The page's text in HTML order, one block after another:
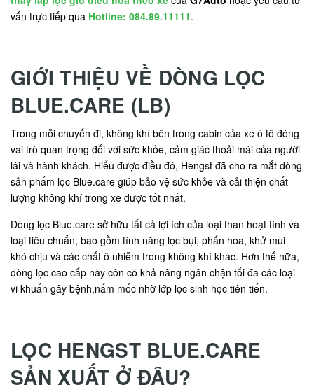
vấn trực tiếp qua Hotline: 084.89.11111.
GIỚI THIỆU VỀ DÒNG LỌC
BLUE.CARE (LB)
Trong mỗi chuyến đi, không khí bên trong cabin của xe ô tô đóng
vai trò quan trọng đối với sức khỏe, cảm giác thoải mái của người
lái và hành khách. Hiểu được điều đó, Hengst đã cho ra mắt dòng
sản phẩm lọc Blue.care giúp bảo vệ sức khỏe và cải thiện chất
lượng không khí trong xe được tốt nhất.
Dòng lọc Blue.care sở hữu tất cả lợi ích của loại than hoạt tính và
loại tiêu chuẩn, bao gồm tính năng lọc bụi, phấn hoa, khử mùi
khó chịu và các chất ô nhiễm trong không khí khác. Hơn thế nữa,
dòng lọc cao cấp này còn có khả năng ngăn chặn tối đa các loại
vi khuẩn gây bệnh,nấm mốc nhờ lớp lọc sinh học tiên tiến.
LỌC HENGST BLUE.CARE
SẢN XUẤT Ở ĐÂU?